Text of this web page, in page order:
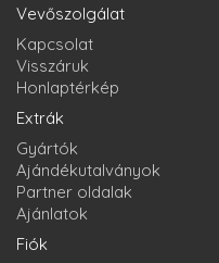
Vevőszolgálat
Kapcsolat
Visszáruk
Honlaptérkép
Extrák
Gyártók
Ajándékutalványok
Partner oldalak
Ajánlatok
Fiók